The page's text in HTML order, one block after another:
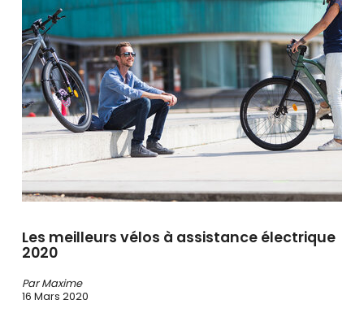
servir
de
gestes
tels
que
toucher
et
glisser.
Les meilleurs vélos à assistance électrique
2020
Par Maxime
16 Mars 2020